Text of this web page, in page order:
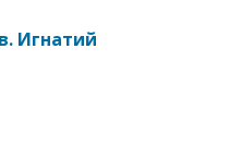
Игнатий